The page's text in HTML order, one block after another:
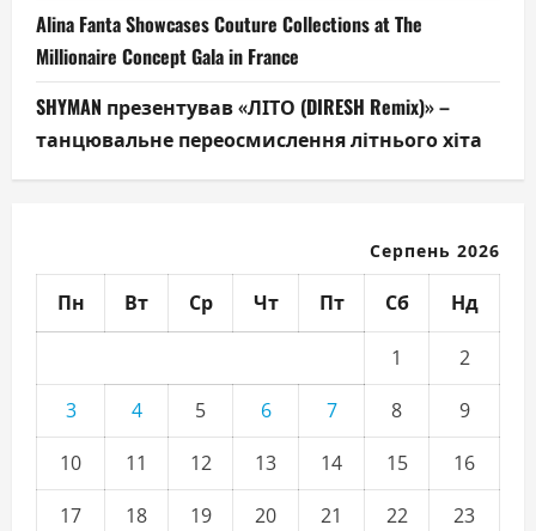
Alina Fanta Showcases Couture Collections at The
Millionaire Concept Gala in France
SHYMAN презентував «ЛІТО (DIRESH Remix)» –
танцювальне переосмислення літнього хіта
Серпень 2026
Пн Вт Ср Чт Пт Сб Нд
1
2
3
4 5 6 7 8
9
10
11 12 13 14 15
16
17
18 19 20 21 22
23